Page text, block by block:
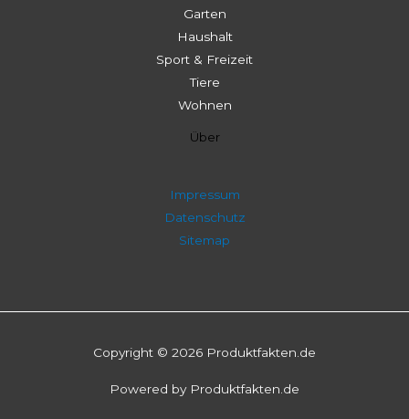
Garten
Haushalt
Sport & Freizeit
Tiere
Wohnen
Über
Impressum
Datenschutz
Sitemap
Copyright © 2026 Produktfakten.de
Powered by Produktfakten.de